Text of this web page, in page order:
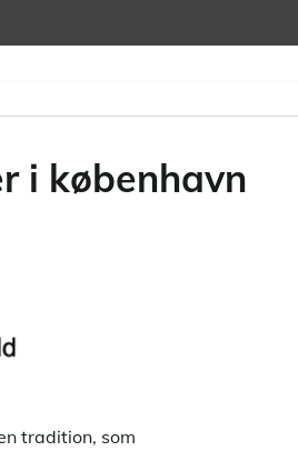
i københavn
tradition, som